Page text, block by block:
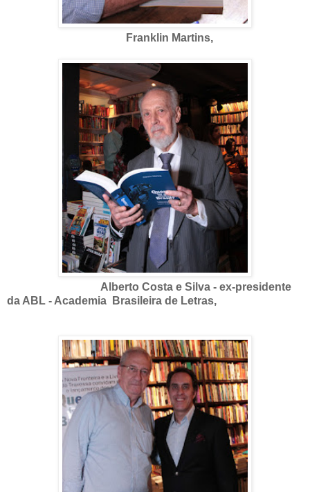
Franklin Martins,
Alberto Costa e Silva - ex-presidente
da ABL - Academia Brasileira de Letras,